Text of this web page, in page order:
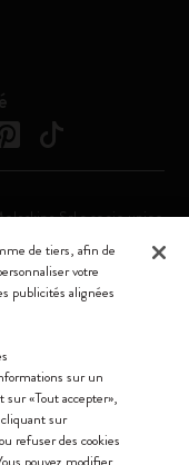
Srl a socio unico
– 20144 Milano -
MI 1945400 - Cap.
de tiers, afin de
votre
publicités alignées
sur un
«Tout accepter»,
sur
refuser des cookies